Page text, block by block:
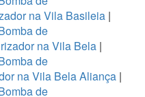
na Vila Basileia|
de
na Vila Bela |
de
na Vila Bela Aliança |
de